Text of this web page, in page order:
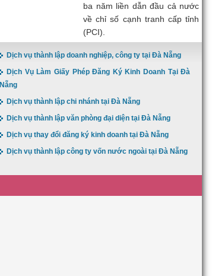
ba năm liền dẫn đầu cả nước
về chỉ số cạnh tranh cấp tỉnh
(PCI).
Dịch vụ thành lập doanh nghiệp, công ty tại Đà Nẵng
Dịch Vụ Làm Giấy Phép Đăng Ký Kinh Doanh Tại Đà
Nẵng
Dịch vụ thành lập chi nhánh tại Đà Nẵng
Dịch vụ thành lập văn phòng đại diện tại Đà Nẵng
Dịch vụ thay đổi đăng ký kinh doanh tại Đà Nẵng
Dịch vụ thành lập công ty vốn nước ngoài tại Đà Nẵng